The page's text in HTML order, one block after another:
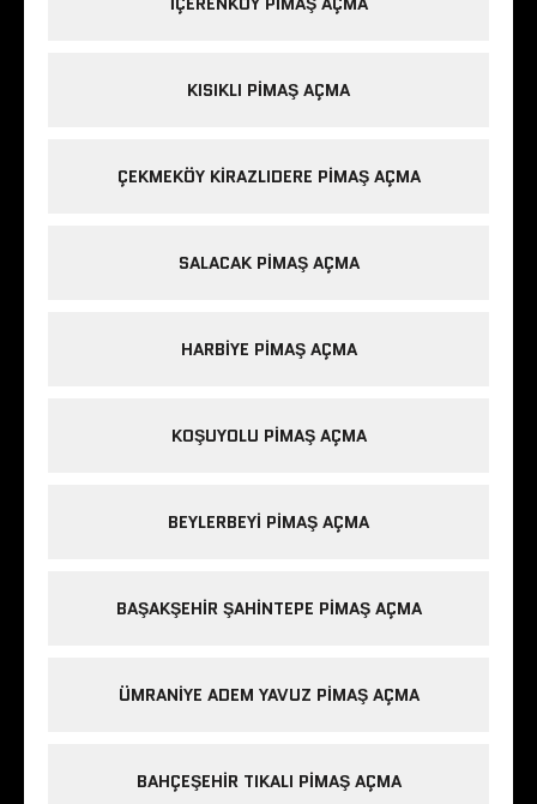
KISIKLI PIMAŞ AÇMA
ÇEKMEKÖY KIRAZLIDERE PIMAŞ AÇMA
SALACAK PIMAŞ AÇMA
HARBIYE PIMAŞ AÇMA
KOŞUYOLU PIMAŞ AÇMA
BEYLERBEYI PIMAŞ AÇMA
BAŞAKŞEHIR ŞAHINTEPE PIMAŞ AÇMA
ÜMRANIYE ADEM YAVUZ PIMAŞ AÇMA
BAHÇEŞEHIR TIKALI PIMAŞ AÇMA